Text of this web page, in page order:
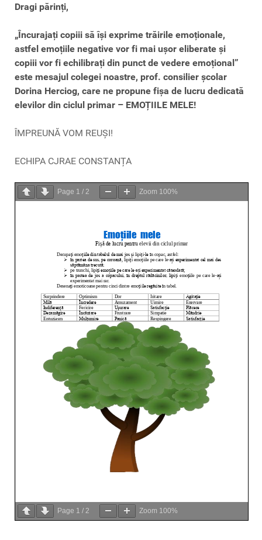
Dragi părinți,
„Încurajați copiii să își exprime trăirile emoționale,
astfel emoțiile negative vor fi mai ușor eliberate și
copiii vor fi echilibrați din punct de vedere emoțional”
este mesajul colegei noastre, prof. consilier școlar
Dorina Herciog, care ne propune fișa de lucru dedicată
elevilor din ciclul primar – EMOȚIILE MELE!
ÎMPREUNĂ VOM REUȘI!
ECHIPA CJRAE CONSTANȚA
Page 1 / 2 Zoom 100%
Page 1 / 2 Zoom 100%